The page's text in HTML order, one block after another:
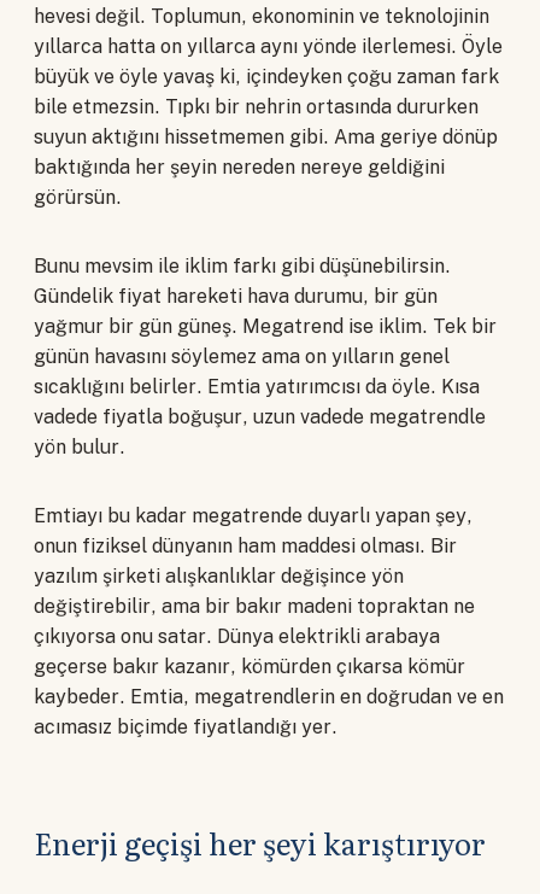
hevesi değil. Toplumun, ekonominin ve teknolojinin
yıllarca hatta on yıllarca aynı yönde ilerlemesi. Öyle
büyük ve öyle yavaş ki, içindeyken çoğu zaman fark
bile etmezsin. Tıpkı bir nehrin ortasında dururken
suyun aktığını hissetmemen gibi. Ama geriye dönüp
baktığında her şeyin nereden nereye geldiğini
görürsün.
Bunu mevsim ile iklim farkı gibi düşünebilirsin.
Gündelik fiyat hareketi hava durumu, bir gün
yağmur bir gün güneş. Megatrend ise iklim. Tek bir
günün havasını söylemez ama on yılların genel
sıcaklığını belirler. Emtia yatırımcısı da öyle. Kısa
vadede fiyatla boğuşur, uzun vadede megatrendle
yön bulur.
Emtiayı bu kadar megatrende duyarlı yapan şey,
onun fiziksel dünyanın ham maddesi olması. Bir
yazılım şirketi alışkanlıklar değişince yön
değiştirebilir, ama bir bakır madeni topraktan ne
çıkıyorsa onu satar. Dünya elektrikli arabaya
geçerse bakır kazanır, kömürden çıkarsa kömür
kaybeder. Emtia, megatrendlerin en doğrudan ve en
acımasız biçimde fiyatlandığı yer.
Enerji geçişi her şeyi karıştırıyor